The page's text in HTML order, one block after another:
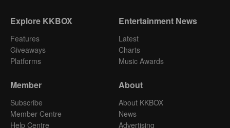
Explore KKBOX
Features
Giveaways
Platforms
Entertainment News
Latest
Charts
Music Awards
Member
Subscribe
Member Centre
Help Centre
About
About KKBOX
News
Advertising